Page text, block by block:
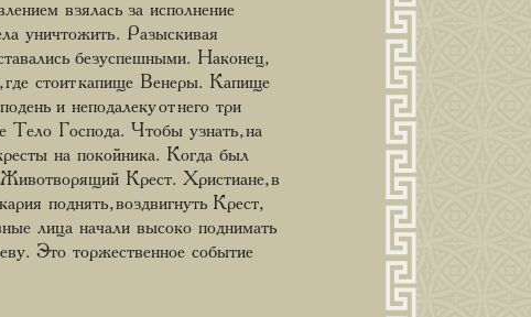
взялась за исполнение
уничтожить. Разыскивая
безуспешными. Наконец,
где стоит капище Венеры. Капище
и неподалеку от него три
Тело Господа. Чтобы узнать, на
на покойника. Когда был
Животворящий Крест. Христиане, в
поднять, воздвигнуть Крест,
лица начали высоко поднимать
Это торжественное событие